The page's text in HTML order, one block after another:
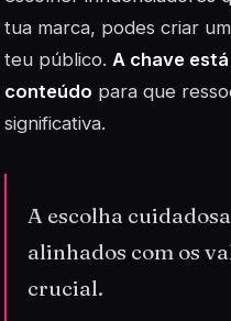
tua marca, podes criar
teu público. A chave
conteúdo para que
significativa.
A escolha
alinhados com os
crucial.